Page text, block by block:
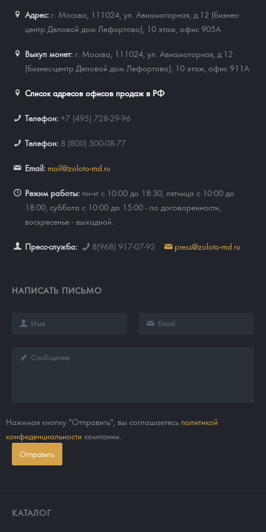
Адрес: г. Москва, 111024 ул. Авиамоторная, д.12 (бизнес-
центр Деловой дом Лефортово), 10 этаж, офис 905А
Выкуп монет: г. Москва, 111024, ул. Авиамоторная, д.12
(бизнес-центр Деловой дом Лефортово), 10 этаж, офис 911А
Список адресов офисов продаж в РФ
Телефон: +7 (495) 728-29-96
Телефон: 8 (800) 500-08-77
Email: mail@zoloto-md.ru
Режим работы: пн-чт с 10:00 до 18:30, пятница с 10:00 до
18:00, суббота с 10:00 до 15:00 - по договоренности,
воскресенье - выходной.
Пресс-служба: 8(968) 917-07-92 press@zoloto-md.ru
НАПИСАТЬ ПИСЬМО
Нажимая кнопку "Отправить", вы соглашаетесь политикой
конфиденциальности компании.
Отправить
КАТАЛОГ